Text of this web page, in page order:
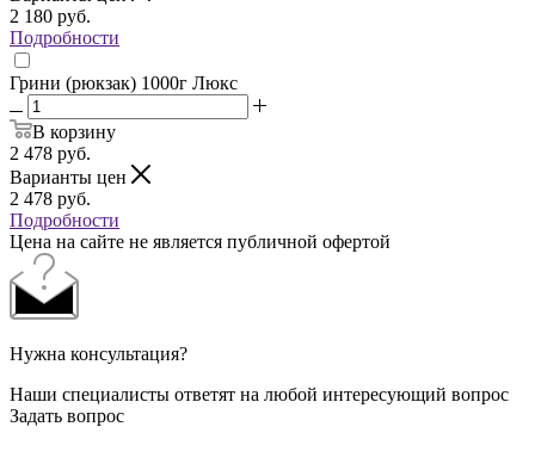
2 180 руб.
Подробности
Грини (рюкзак) 1000г Люкс
В корзину
2 478 руб.
Варианты цен
2 478 руб.
Подробности
Цена на сайте не является публичной офертой
Нужна консультация?
Наши специалисты ответят на любой интересующий вопрос
Задать вопрос